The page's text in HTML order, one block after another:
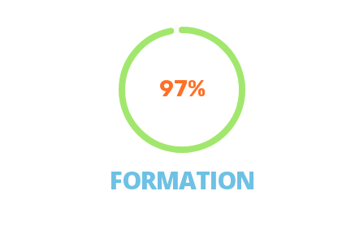
97%
FORMATION